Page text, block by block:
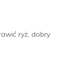
ryż, dobry